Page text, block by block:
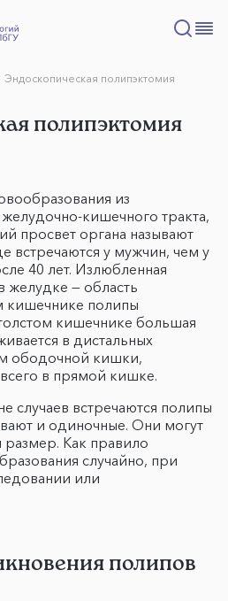
Эндоскопическая полипэктомия
полипэктомия
из
кишечного тракта,
просвет органа называют
встречаются у мужчин, чем у
40 лет. Излюбленная
желудке — область
кишечнике полипы
кишечнике большая
в дистальных
ободочной кишки,
в прямой кишке.
случаев встречаются полипы
и одиночные. Они могут
Как правило
случайно, при
или
полипов